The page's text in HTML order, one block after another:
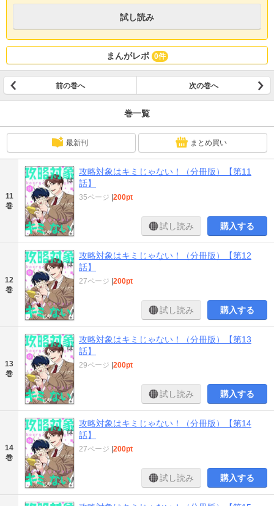
試し読み
まんがレポ 0件
前の巻へ 次の巻へ
巻一覧
最新刊 まとめ買い
11
巻
攻略対象はキミじゃない！（分冊版）【第11
話】
35ページ 200pt
試し読み 購入する
12
巻
攻略対象はキミじゃない！（分冊版）【第12
話】
27ページ 200pt
試し読み 購入する
13
巻
攻略対象はキミじゃない！（分冊版）【第13
話】
29ページ 200pt
試し読み 購入する
14
巻
攻略対象はキミじゃない！（分冊版）【第14
話】
27ページ 200pt
試し読み 購入する